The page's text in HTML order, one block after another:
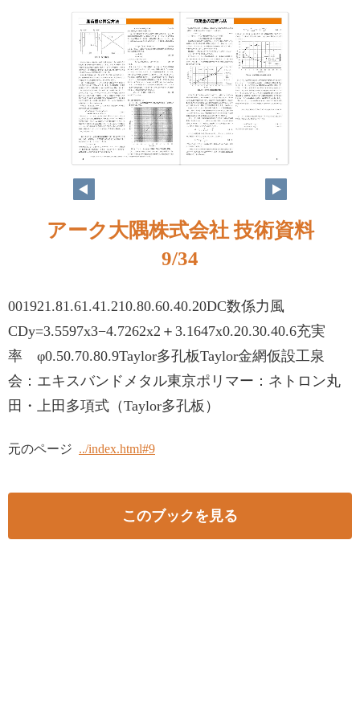
アーク大隅株式会社 技術資料
9/34
001921.81.61.41.210.80.60.40.20DC数係力風
CDy=3.5597x3−4.7262x2＋3.1647x0.20.30.40.6充実
率 φ0.50.70.80.9Taylor多孔板Taylor金網仮設工泉
会：エキスバンドメタル東京ポリマー：ネトロン丸
田・上田多項式（Taylor多孔板）
元のページ ../index.html#9
このブックを見る